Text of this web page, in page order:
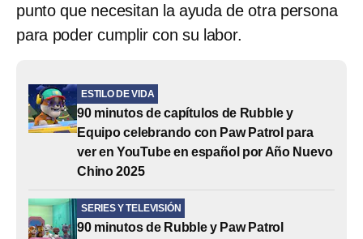
punto que necesitan la ayuda de otra persona
para poder cumplir con su labor.
ESTILO DE VIDA
90 minutos de capítulos de Rubble y
Equipo celebrando con Paw Patrol para
ver en YouTube en español por Año Nuevo
Chino 2025
SERIES Y TELEVISIÓN
90 minutos de Rubble y Paw Patrol